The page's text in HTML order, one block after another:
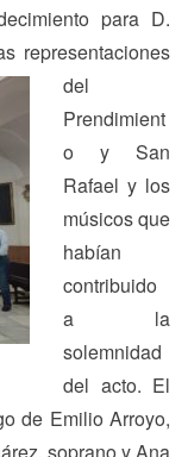
para D.
representaciones
del
Prendimient
o y San
Rafael y los
músicos que
habían
contribuido
a la
solemnidad
del acto. El
de Emilio Arroyo,
soprano y Ana